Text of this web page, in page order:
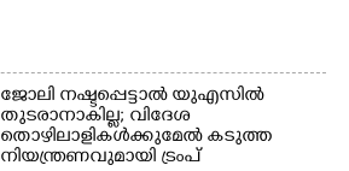
ജോലി നഷ്ടപ്പെട്ടാൽ യുഎസിൽ
തുടരാനാകില്ല; വിദേശ
തൊഴിലാളികൾക്കുമേൽ കടുത്ത
നിയന്ത്രണവുമായി ട്രംപ്‌